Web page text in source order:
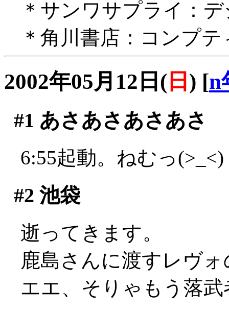
＊サンワサプライ：
＊角川書店：コンプ
2002年05月12日( 日 ) [n
#1 あさあさあさあさ
6:55起動。ねむっ(>_<)
#2 池袋
逝ってきます。
鹿島さんに渡すレヴ
エエ、そりゃもう落